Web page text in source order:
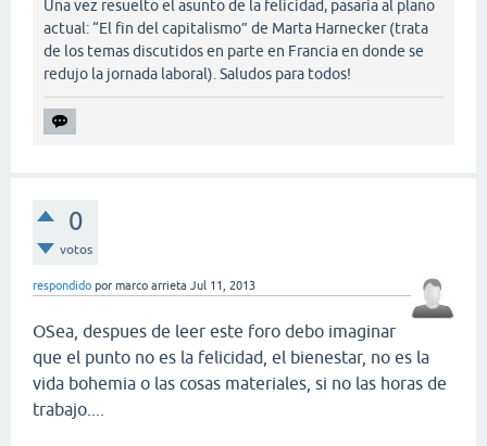
Una vez resuelto el asunto de la felicidad, pasaría al plano
actual: “El fin del capitalismo” de Marta Harnecker (trata
de los temas discutidos en parte en Francia en donde se
redujo la jornada laboral). Saludos para todos!
0
votos
respondido por marco arrieta Jul 11, 2013
OSea, despues de leer este foro debo imaginar
que el punto no es la felicidad, el bienestar, no es la
vida bohemia o las cosas materiales, si no las horas de
trabajo....